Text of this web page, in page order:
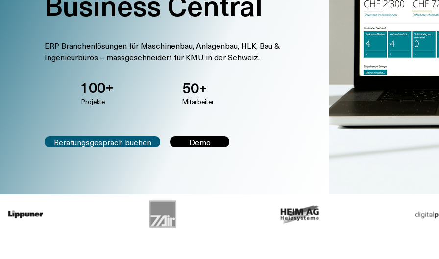
ERP Branchenlösungen für Maschinenbau, Anlagenbau, HLK, Bau &
Ingenieurbüros – massgeschneidert für KMU in der Schweiz.
100+
Projekte
50+
Mitarbeiter
Beratungsgespräch buchen Demo